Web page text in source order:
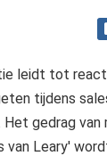
leidt tot
tijdens
gedrag van
van Leary'